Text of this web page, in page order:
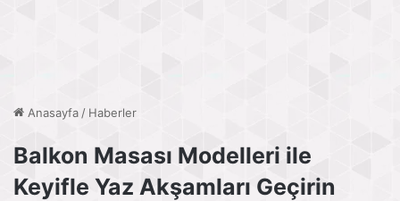
Anasayfa / Haberler
Balkon Masası Modelleri ile
Keyifle Yaz Akşamları Geçirin